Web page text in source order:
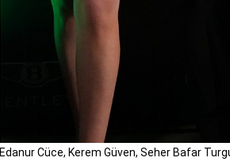
Edanur Cüce, Kerem Güven, Seher Bafar